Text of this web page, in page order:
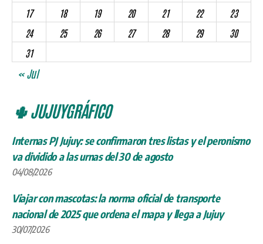
17
18 19 20 21 22
23
24
25 26 27 28 29
30
31
« Jul
🌵 JUJUYGRÁFICO
Internas PJ Jujuy: se confirmaron tres listas y el peronismo
va dividido a las urnas del 30 de agosto
04/08/2026
Viajar con mascotas: la norma oficial de transporte
nacional de 2025 que ordena el mapa y llega a Jujuy
30/07/2026